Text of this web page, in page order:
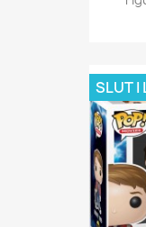
SLUT I